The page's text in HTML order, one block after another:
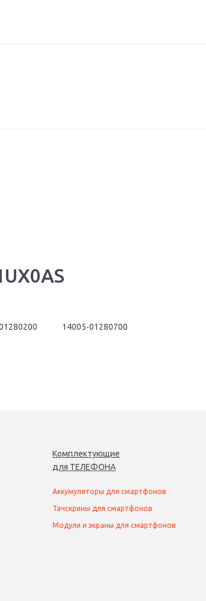
14005-01280700
Комплектующие
для ТЕЛЕФОНА
Аккумуляторы для смартфонов
Тачскрины для смартфонов
Модули и экраны для смартфонов